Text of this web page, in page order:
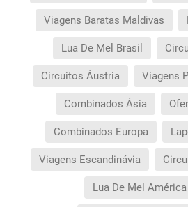
Viagens Baratas Maldivas
Lua De Mel Brasil
Circuitos Áustria Viagens
Combinados Ásia
Combinados Europa
Viagens Escandinávia
Lua De Mel América